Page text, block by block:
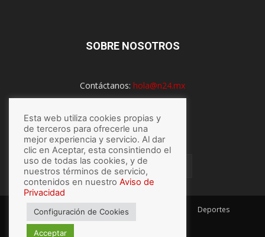
SOBRE NOSOTROS
Contáctanos: hola@n24.mx
SÍGUENOS
México Mundo Economía
Deportes
Espectaculos
Esta web utiliza cookies propias y
de terceros para ofrecerle una
mejor experiencia y servicio. Al dar
clic en Aceptar, esta consintiendo el
uso de todas las cookies, y de
nuestros términos de servicio,
contenidos en nuestro Aviso de
Privacidad
Configuración de Cookies
Acceptar